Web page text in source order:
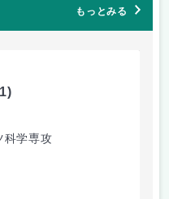
もっとみる
科学専攻